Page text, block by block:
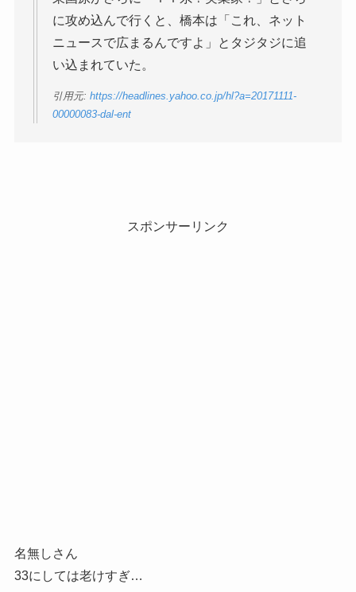
に攻め込んで行くと、橋本は「これ、ネット
ニュースで広まるんですよ」とタジタジに追
い込まれていた。
引用元: https://headlines.yahoo.co.jp/hl?a=20171111-
00000083-dal-ent
スポンサーリンク
名無しさん
33にしては老けすぎ…